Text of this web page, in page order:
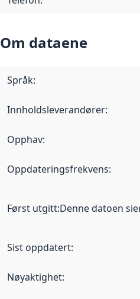
Om dataene
Språk:
Innholdsleverandører:
Opphav:
Oppdateringsfrekvens:
Først utgitt:Denne datoen
Sist oppdatert:
Nøyaktighet: